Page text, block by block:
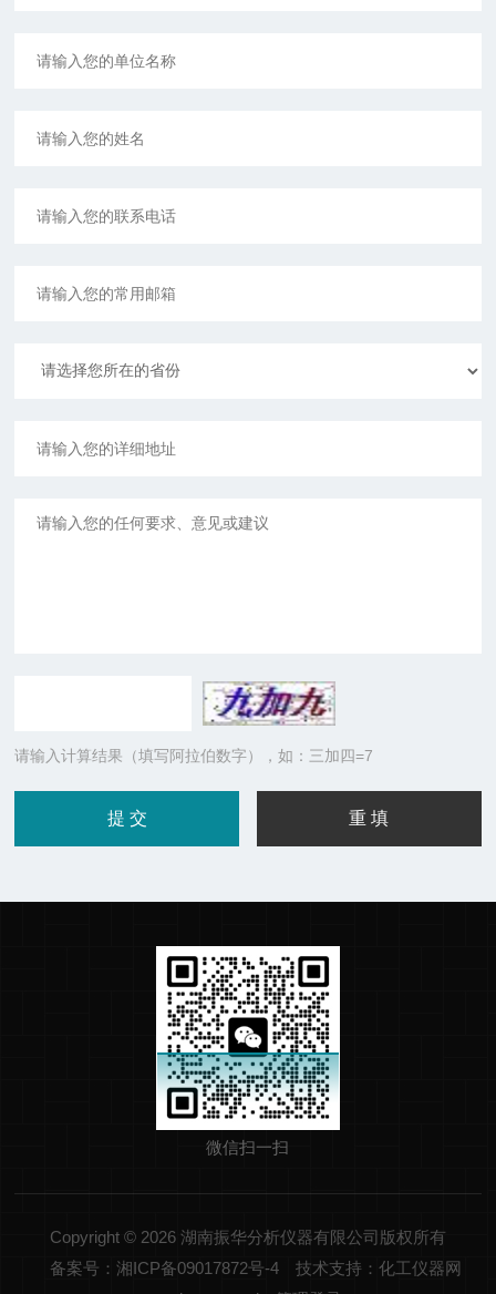
请输入计算结果（填写阿拉伯数字），如：三加四=7
微信扫一扫
Copyright © 2026 湖南振华分析仪器有限公司版权所有
备案号：湘ICP备09017872号-4
技术支持：化工仪器网